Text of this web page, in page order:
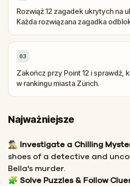
Rozwiąż 12 zagadek ukrytych na
Każda rozwiązana zagadka
03
Zakończ przy Point 12 i sprawdź,
w rankingu miasta Zürich.
Najważniejsze
🕵️‍♂️ Investigate a Chilling
shoes of a detective and
Bella's murder.
🧩 Solve Puzzles & Follow